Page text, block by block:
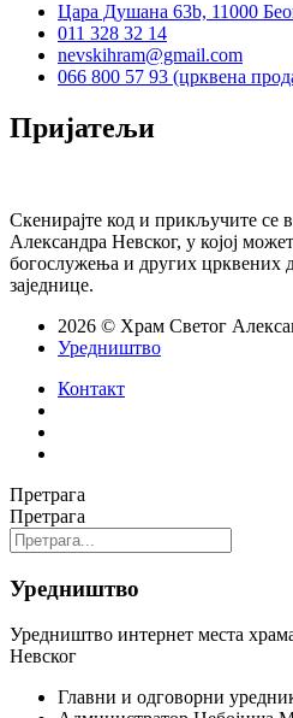
Цара Душана 63b, 11000
011 328 32 14
nevskihram@gmail.com
066 800 57 93 (црквена
Пријатељи
Скенирајте код и прикључите се
Александра Невског, у којој
богослужења и других црквених
заједнице.
2026 © Храм Светог
Уредништво
Контакт
Претрага
Претрага
Уредништво
Уредништво интернет места
Невског
Главни и одговорни